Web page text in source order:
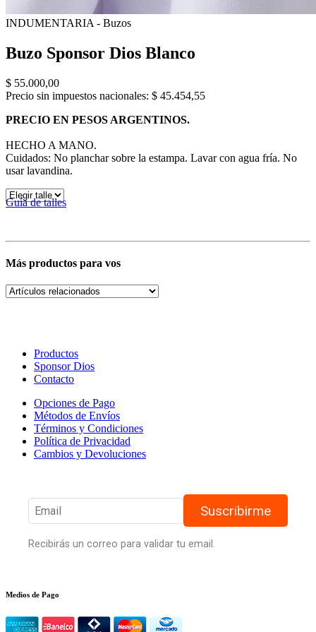
INDUMENTARIA - Buzos
Buzo Sponsor Dios Blanco
$ 55.000,00
Precio sin impuestos nacionales: $ 45.454,55
PRECIO EN PESOS ARGENTINOS.
HECHO A MANO.
Cuidados: No planchar sobre la estampa. Lavar con agua fría. No
usar lavandina.
Guía de talles
Más productos para vos
Productos
Sponsor Dios
Contacto
Opciones de Pago
Métodos de Envíos
Términos y Condiciones
Política de Privacidad
Cambios y Devoluciones
Suscribirme
Recibirás un correo para validar tu email.
Medios de Pago